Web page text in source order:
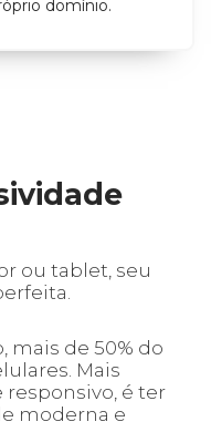
domínio.
ou tablet, seu
mais de 50% do
Mais
é ter
moderna e